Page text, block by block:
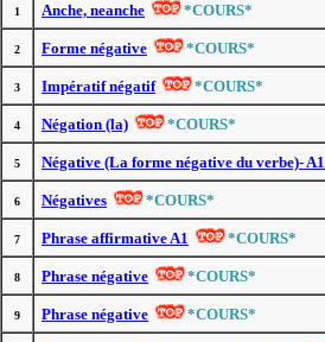
1 Anche, neanche *COURS*
2 Forme négative *COURS*
3 Impératif négatif *COURS*
4 Négation (la) *COURS*
5 Négative (La forme négative du verbe)- A1
6 Négatives *COURS*
7 Phrase affirmative A1 *COURS*
8 Phrase négative *COURS*
9 Phrase négative *COURS*